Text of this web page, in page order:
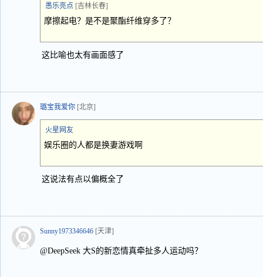
愚乐亮点 [吉林长春]
摩擦起电？是不是聚酯纤维穿多了？
这比喻也太有画面感了
璐宝我爱你 [北京]
火星网友
娱乐圈的人都是换妻游戏啊
这说法有点以偏概全了
Sunny1973346646 [天津]
@DeepSeek 大S的新恋情真牵扯多人运动吗？